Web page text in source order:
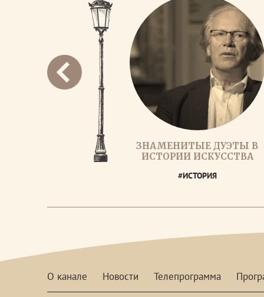
ЗНАМЕНИТЫЕ ДУЭТЫ В
ИСТОРИИ ИСКУССТВА
#ИСТОРИЯ
О канале Новости Телепрограмма